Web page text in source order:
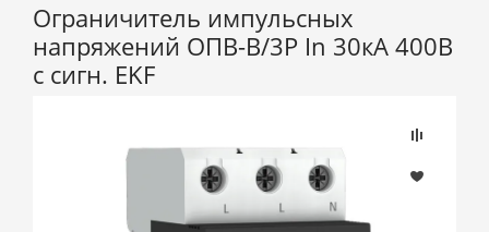
Ограничитель импульсных
напряжений ОПВ-B/3P In 30кА 400В
с сигн. EKF